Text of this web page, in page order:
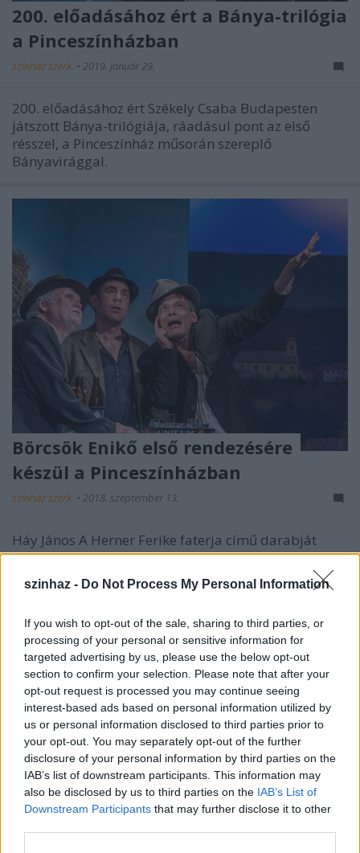
szinhaz - Do Not Process My Personal Information
If you wish to opt-out of the sale, sharing to third parties, or
processing of your personal or sensitive information for
targeted advertising by us, please use the below opt-out
section to confirm your selection. Please note that after your
opt-out request is processed you may continue seeing
interest-based ads based on personal information utilized by
us or personal information disclosed to third parties prior to
your opt-out. You may separately opt-out of the further
disclosure of your personal information by third parties on the
IAB’s list of downstream participants. This information may
also be disclosed by us to third parties on the IAB’s List of
Downstream Participants that may further disclose it to other
200. előadásához ért a Bánya-trilógia
a Pinceszínházban
szinhaz szerk. • 2019. január 29.
200. előadásához ért Székely Csaba Budapesten
játszott Bánya-trilógiája, ráadásul pont az első
résszel, a Pinceszínház műsorán szereplő
Bányavirággal.
Börcsök Enikő első rendezésére
készül a Pinceszínházban
szinhaz szerk. • 2018. szeptember 13.
Háy János A Herner Ferike faterja című darabját
állítja színpadra a ferencvárosi színházban.